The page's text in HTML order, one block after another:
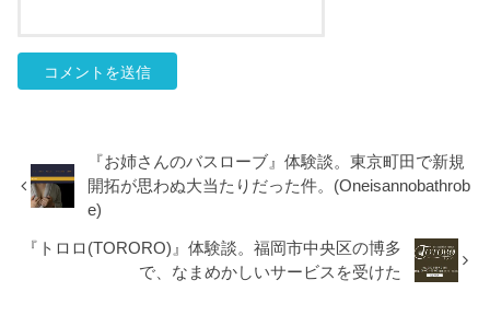
『お姉さんのバスローブ』体験談。東京町田で新規
開拓が思わぬ大当たりだった件。(Oneisannobathrob
e)
『トロロ(TORORO)』体験談。福岡市中央区の博多
で、なまめかしいサービスを受けた